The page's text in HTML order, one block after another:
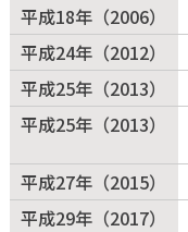
平成18年（2006）
平成24年（2012）
平成25年（2013）
平成25年（2013）
平成27年（2015）
平成29年（2017）